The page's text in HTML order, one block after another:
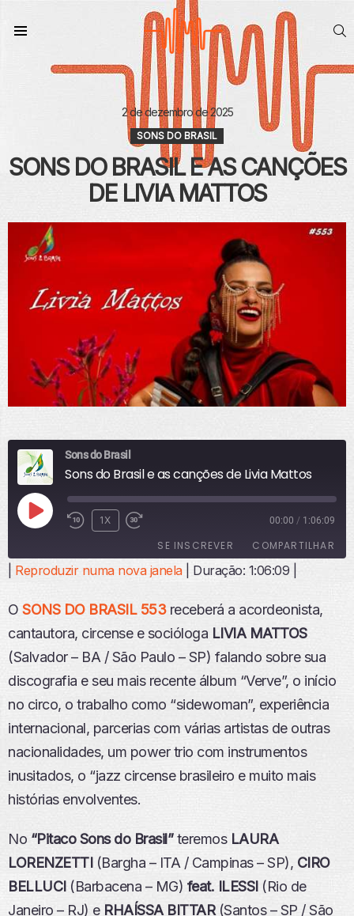
2 de dezembro de 2025
SONS DO BRASIL
SONS DO BRASIL E AS CANÇÕES
DE LIVIA MATTOS
Sons do Brasil
Sons do Brasil e as canções de Livia Mattos
R
E
U
Z
R
E
I
S
D
I
1X 00:00 / 1:06:09
SE INSCREVER COMPARTILHAR
FEED RSS
LINK
INCORPO
RAR
Reproduzir numa nova janela| Duração: 1:06:09
O SONS DO BRASIL 553receberá a acordeonista,
cantautora, circense e socióloga LIVIA MATTOS
(Salvador – BA / São Paulo – SP) falando sobre sua
discografia e seu mais recente álbum “Verve”, o início
no circo, o trabalho como “sidewoman”, experiência
internacional, parcerias com várias artistas de outras
nacionalidades, um power trio com instrumentos
inusitados, o “jazz circense brasileiro e muito mais
histórias envolventes.
No “Pitaco Sons do Brasil”teremos LAURA
LORENZETTI(Bargha – ITA / Campinas – SP), CIRO
BELLUCI(Barbacena – MG) feat. ILESSI(Rio de
Janeiro – RJ) e RHAÍSSA BITTAR(Santos – SP / São